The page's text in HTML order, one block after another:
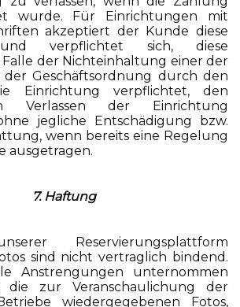
wurde. Für Einrichtungen mit
akzeptiert der Kunde diese
und verpflichtet sich, diese
der Nichteinhaltung einer der
der Geschäftsordnung durch den
Einrichtung verpflichtet, den
Verlassen der Einrichtung
jegliche Entschädigung bzw.
wenn bereits eine Regelung
ausgetragen.
7. Haftung
Reservierungsplattform
sind nicht vertraglich bindend.
Anstrengungen unternommen
die zur Veranschaulichung der
wiedergegebenen Fotos,